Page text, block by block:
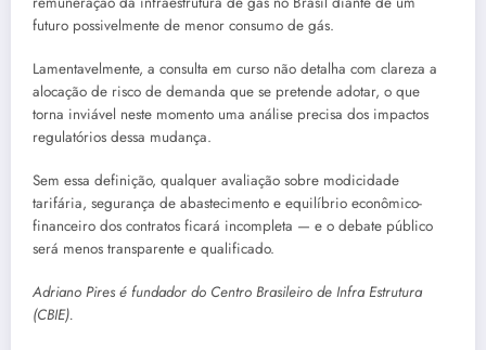
futuro possivelmente de menor consumo de gás.
Lamentavelmente, a consulta em curso não detalha com clareza a
alocação de risco de demanda que se pretende adotar, o que
torna inviável neste momento uma análise precisa dos impactos
regulatórios dessa mudança.
Sem essa definição, qualquer avaliação sobre modicidade
tarifária, segurança de abastecimento e equilíbrio econômico-
financeiro dos contratos ficará incompleta — e o debate público
será menos transparente e qualificado.
Adriano Pires é fundador do Centro Brasileiro de Infra Estrutura
(CBIE).